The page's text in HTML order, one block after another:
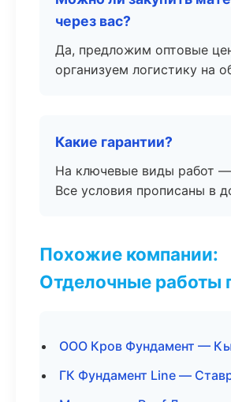
через вас?
Да, предложим оптовые
организуем логистику на
Какие гарантии?
На ключевые виды работ
Все условия прописаны в
Похожие компании:
Отделочные работы
ООО Кров Фундамент —
ГК Фундамент Line —